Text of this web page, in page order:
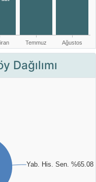
Dağılımı